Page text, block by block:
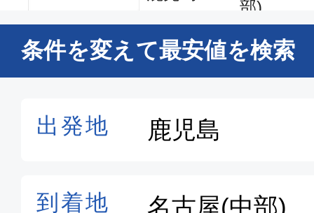
SKY636 13:30
部)
鹿児島
条件を変えて最安値を検索